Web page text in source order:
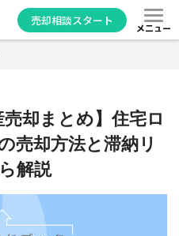
売却相談スタート
メニュー
売却まとめ】住宅ロ
売却方法と滞納リ
解説